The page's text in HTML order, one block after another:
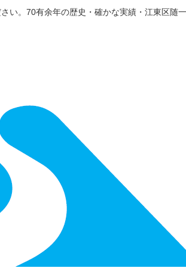
い。70有余年の歴史・確かな実績・江東区随